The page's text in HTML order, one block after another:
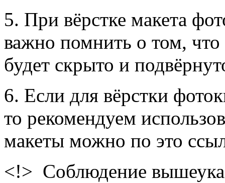
5. При вёрстке макета
важно помнить о том,
будет скрыто и
6. Если для вёрстки
то рекомендуем
макеты можно по это
<!> Соблюдение